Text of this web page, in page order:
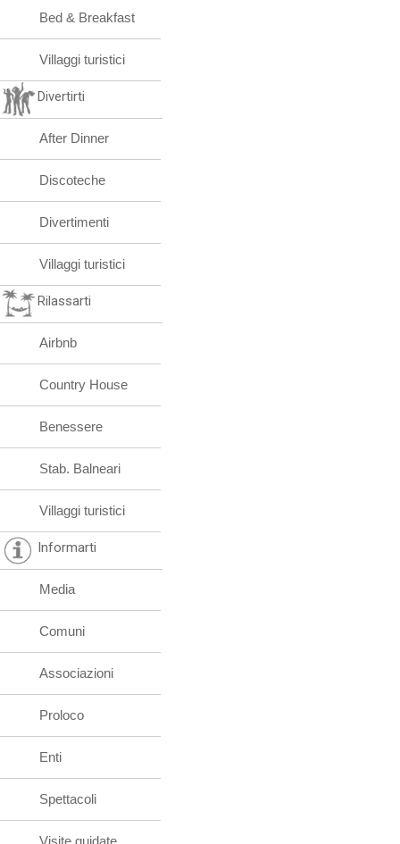
Bed & Breakfast
Villaggi turistici
Divertirti
After Dinner
Discoteche
Divertimenti
Villaggi turistici
Rilassarti
Airbnb
Country House
Benessere
Stab. Balneari
Villaggi turistici
Informarti
Media
Comuni
Associazioni
Proloco
Enti
Spettacoli
Visite guidate